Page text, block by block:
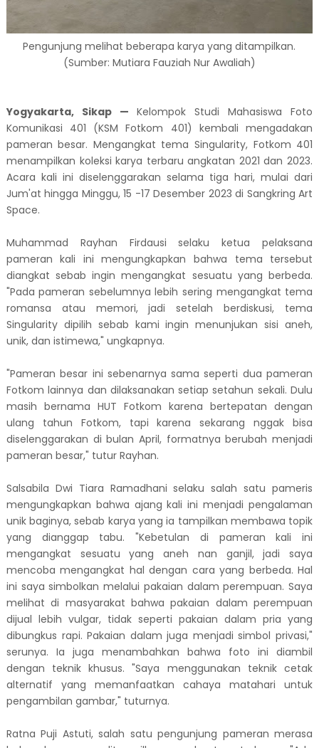
Pengunjung melihat beberapa karya yang ditampilkan.
(Sumber: Mutiara Fauziah Nur Awaliah)
Yogyakarta, Sikap — Kelompok Studi Mahasiswa Foto
Komunikasi 401 (KSM Fotkom 401) kembali mengadakan
pameran besar. Mengangkat tema Singularity, Fotkom 401
menampilkan koleksi karya terbaru angkatan 2021 dan 2023.
Acara kali ini diselenggarakan selama tiga hari, mulai dari
Jum'at hingga Minggu, 15 -17 Desember 2023 di Sangkring Art
Space.
Muhammad Rayhan Firdausi selaku ketua pelaksana
pameran kali ini mengungkapkan bahwa tema tersebut
diangkat sebab ingin mengangkat sesuatu yang berbeda.
"Pada pameran sebelumnya lebih sering mengangkat tema
romansa atau memori, jadi setelah berdiskusi, tema
Singularity dipilih sebab kami ingin menunjukan sisi aneh,
unik, dan istimewa," ungkapnya.
"Pameran besar ini sebenarnya sama seperti dua pameran
Fotkom lainnya dan dilaksanakan setiap setahun sekali. Dulu
masih bernama HUT Fotkom karena bertepatan dengan
ulang tahun Fotkom, tapi karena sekarang nggak bisa
diselenggarakan di bulan April, formatnya berubah menjadi
pameran besar," tutur Rayhan.
Salsabila Dwi Tiara Ramadhani selaku salah satu pameris
mengungkapkan bahwa ajang kali ini menjadi pengalaman
unik baginya, sebab karya yang ia tampilkan membawa topik
yang dianggap tabu. "Kebetulan di pameran kali ini
mengangkat sesuatu yang aneh nan ganjil, jadi saya
mencoba mengangkat hal dengan cara yang berbeda. Hal
ini saya simbolkan melalui pakaian dalam perempuan. Saya
melihat di masyarakat bahwa pakaian dalam perempuan
dijual lebih vulgar, tidak seperti pakaian dalam pria yang
dibungkus rapi. Pakaian dalam juga menjadi simbol privasi,"
serunya. Ia juga menambahkan bahwa foto ini diambil
dengan teknik khusus. "Saya menggunakan teknik cetak
alternatif yang memanfaatkan cahaya matahari untuk
pengambilan gambar," tuturnya.
Ratna Puji Astuti, salah satu pengunjung pameran merasa